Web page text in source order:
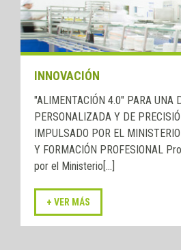
INNOVACIÓN
"ALIMENTACIÓN 4.0" PARA UNA
PERSONALIZADA Y DE
IMPULSADO POR EL
Y FORMACIÓN PROFESIONAL
por el Ministerio[...]